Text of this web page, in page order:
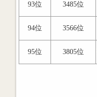
93位 3485位
94位 3566位
95位 3805位